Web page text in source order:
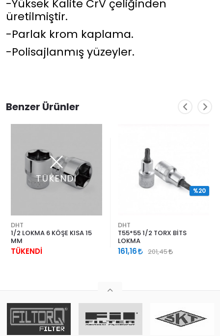
-Yüksek Kalite CrV çeliğinden
üretilmiştir.
-Parlak krom kaplama.
-Polisajlanmış yüzeyler.
Benzer Ürünler
TÜKENDİ
DHT
1/2 LOKMA 6 KÖŞE KISA 15
MM
TÜKENDİ
DHT
T55*55 1/2 TORX BİTS
LOKMA
161,16 201,45
%20